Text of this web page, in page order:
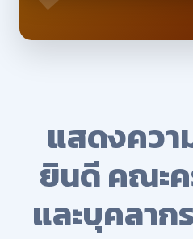
แสดงควา
ยินดี คณะ
และบุคลาก